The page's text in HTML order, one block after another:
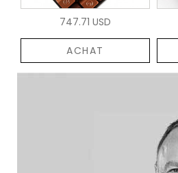
747.71 USD
ACHAT